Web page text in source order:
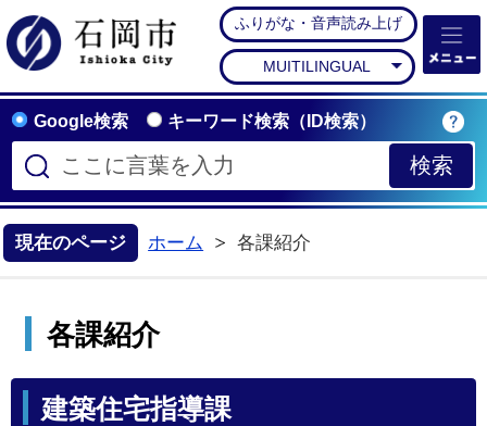
石岡市公式ホームペー
ふりがな・音声読み上げ
MUITILINGUAL
Google検索 キーワード検索（ID検索）
現在のページ ホーム 各課紹介
各課紹介
建築住宅指導課